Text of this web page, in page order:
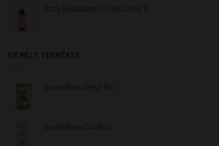
Frizzy kajszibarack rostos szirup 1 l
KIEMELT TERMÉKEK
Dia-Wellness Bejgli Mix
Dia-Wellness Sütőliszt